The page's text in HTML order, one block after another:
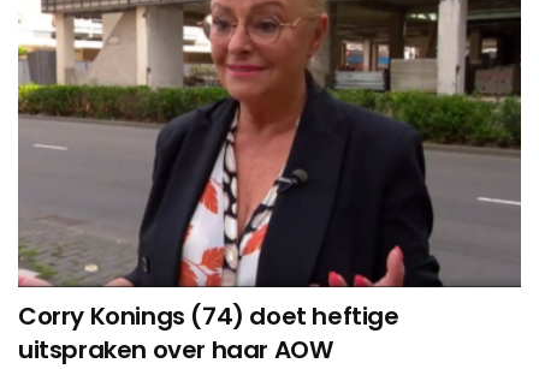
Corry Konings (74) doet heftige
uitspraken over haar AOW